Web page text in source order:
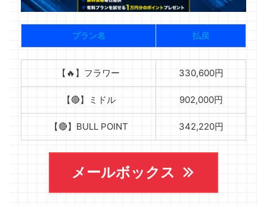
プラン名 払戻
【🔥】フラワー 330,600円
【🔴】ミドル 902,000円
【🔴】BULL POINT 342,220円
メールボックス